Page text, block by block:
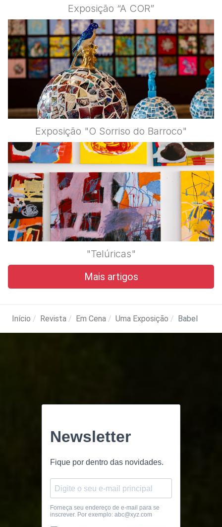
Exposição “A COR”
Exposição "O Sorriso do Barroco"
"Telúricas"
Mais artigos
Início Revista Em Cena Uma Exposição Babel